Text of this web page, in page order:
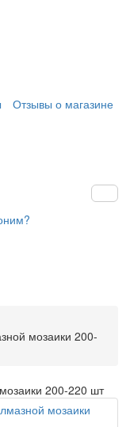
Отзывы о магазине
мозаики 200-
200-220 шт